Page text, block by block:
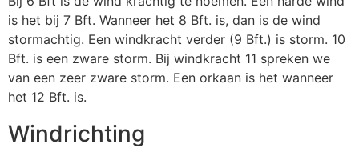
is het bij 7 Bft. Wanneer het 8 Bft. is, dan is de wind
stormachtig. Een windkracht verder (9 Bft.) is storm. 10
Bft. is een zware storm. Bij windkracht 11 spreken we
van een zeer zware storm. Een orkaan is het wanneer
het 12 Bft. is.
Windrichting